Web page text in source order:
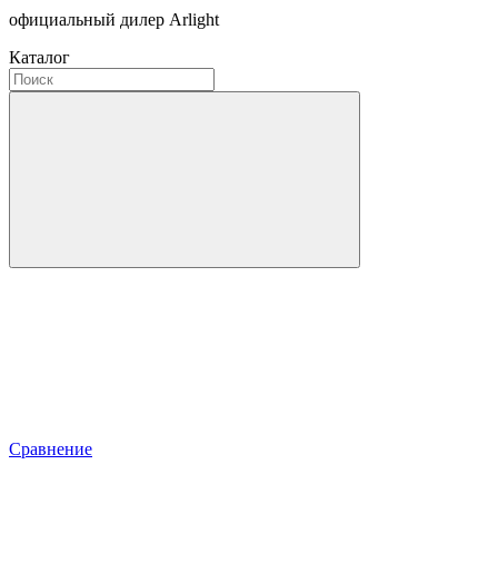
официальный дилер Arlight
Каталог
Сравнение